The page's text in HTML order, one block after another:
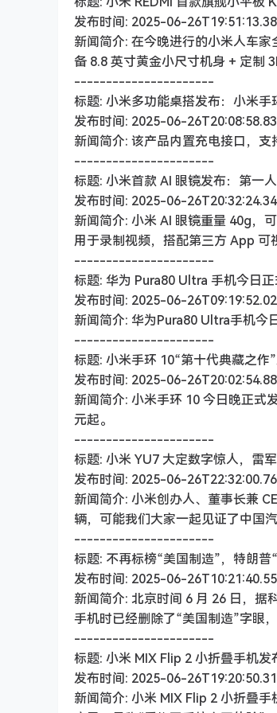
发布时间: 2025-06-
新闻简介: 在今晚进行的小米人车
备 8.8 英寸黄金小尺寸机身 + 定制
----------------------
标题: 小米多功能桌搭发布：小米
发布时间: 2025-06-26T20:08:58.83
新闻简介: 该产品内置充电接口，
----------------------
标题: 小米首款 AI 眼镜发布：第一
发布时间: 2025-06-
新闻简介: 小米 AI 眼镜重量 40g，
用于录制视频，搭配第三方 App 可
----------------------
标题: 华为 Pura80 Ultra 手机今日
发布时间: 2025-06-26T09:19:52.02
新闻简介: 华为Pura80 Ultra手机今
----------------------
标题: 小米手环 10“第十代典藏之
发布时间: 2025-06-26T20:02:54.88
新闻简介: 小米手环 10 今日晚正式
元起。
----------------------
标题: 小米 YU7 大定数字惊人，雷
发布时间: 2025-06-
新闻简介: 小米创办人、董事长兼
辆，可能我们大家一起见证了中国
----------------------
标题: 不再标榜“美国制造”，特朗
发布时间: 2025-06-
新闻简介: 北京时间 6 月 26 日，
手机时已经删除了“美国制造”字眼
----------------------
标题: 小米 MIX Flip 2 小折叠手机
发布时间: 2025-06-
新闻简介: 小米 MIX Flip 2 小折叠